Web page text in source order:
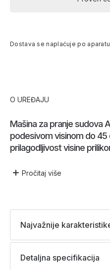
Dostava se naplaćuje po
O UREĐAJU
Mašina za pranje sudova
podesivom visinom do
prilagodljivost visine
Pročitaj više
Najvažnije
Detaljna specifikacija